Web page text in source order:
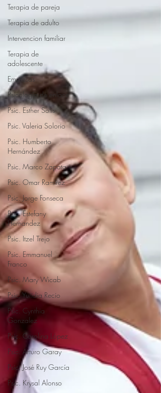
Terapia de pareja
Terapia de adulto
Intervencion familiar
Terapia de
adolescente
Empresas
Psicología de enlace
Psic. Esther Solis
Psic. Valeria Solorio
Psic. Humberto
Hernández
Psic. Marco Zapata
Psic. Omar Ramirez
Psic. Jorge Fonseca
Psic. Estefany
Hernandez
Psic. Itzel Trejo
Psic. Emmanuel
Franco
Psic. Mary Wicab
Psic. Yuridia Recio
Psic. Cynthia
Gonzalez
Psic. Carolina López
Psic. Arturo Garay
Psic. José Ruy García
Psic. Krysal Alonso